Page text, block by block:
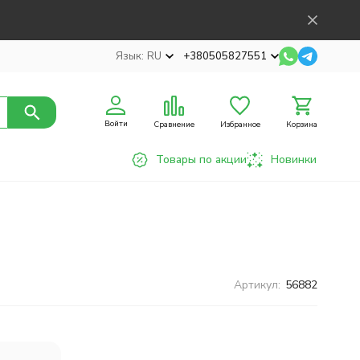
Язык: RU +380505827551
Войти Сравнение Избранное Корзина
Товары по акции Новинки
Артикул: 56882